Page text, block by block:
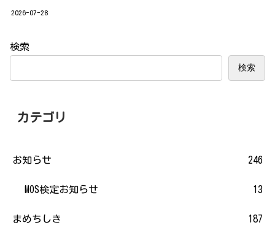
2026-07-28
検索
検索
カテゴリ
お知らせ 246
MOS検定お知らせ 13
まめちしき 187